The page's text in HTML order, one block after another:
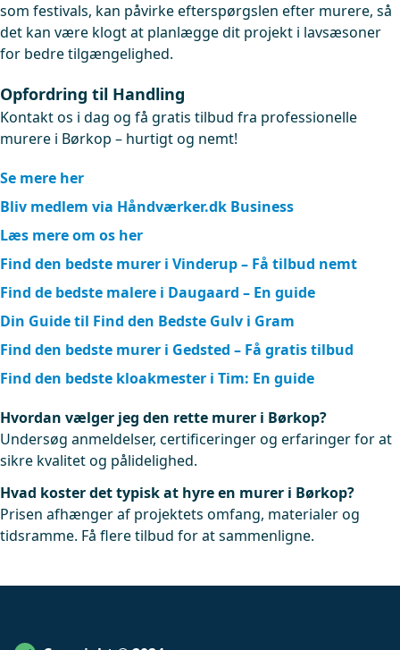
som festivals, kan påvirke efterspørgslen efter murere, så
det kan være klogt at planlægge dit projekt i lavsæsoner
for bedre tilgængelighed.
Opfordring til Handling
Kontakt os i dag og få gratis tilbud fra professionelle
murere i Børkop – hurtigt og nemt!
Se mere her
Bliv medlem via Håndværker.dk Business
Læs mere om os her
Find den bedste murer i Vinderup – Få tilbud nemt
Find de bedste malere i Daugaard – En guide
Din Guide til Find den Bedste Gulv i Gram
Find den bedste murer i Gedsted – Få gratis tilbud
Find den bedste kloakmester i Tim: En guide
Hvordan vælger jeg den rette murer i Børkop?
Undersøg anmeldelser, certificeringer og erfaringer for at
sikre kvalitet og pålidelighed.
Hvad koster det typisk at hyre en murer i Børkop?
Prisen afhænger af projektets omfang, materialer og
tidsramme. Få flere tilbud for at sammenligne.